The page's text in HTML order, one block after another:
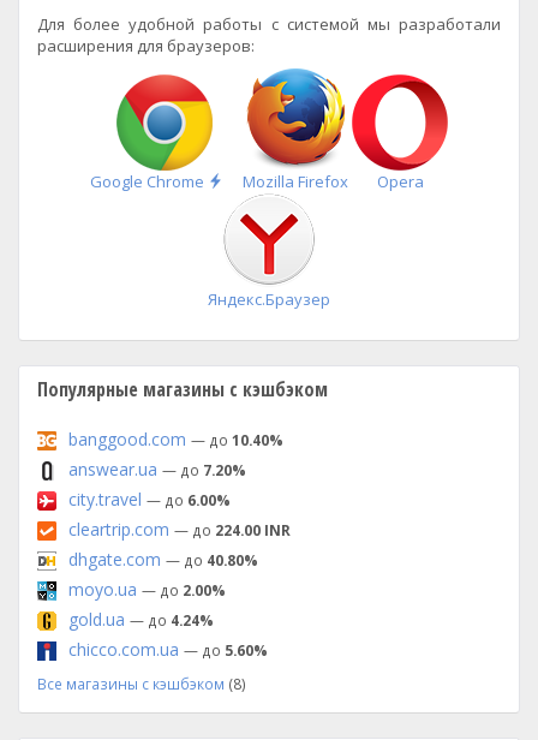
Для более удобной работы с системой мы разработали
расширения для браузеров:
Google Chrome
Быстрая
установка
Mozilla Firefox Opera
Яндекс.Браузер
Популярные магазины с кэшбэком
banggood.com — до 10.40%
answear.ua — до 7.20%
city.travel — до 6.00%
cleartrip.com — до 224.00 INR
dhgate.com — до 40.80%
moyo.ua — до 2.00%
gold.ua — до 4.24%
chicco.com.ua — до 5.60%
Все магазины с кэшбэком (8)